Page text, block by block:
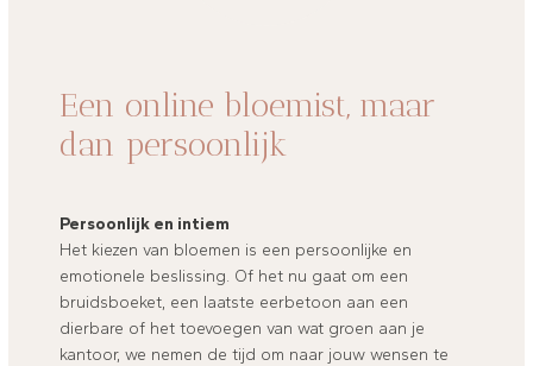
Een online bloemist, maar
dan persoonlijk
Persoonlijk en intiem
Het kiezen van bloemen is een persoonlijke en
emotionele beslissing. Of het nu gaat om een
bruidsboeket, een laatste eerbetoon aan een
dierbare of het toevoegen van wat groen aan je
kantoor, we nemen de tijd om naar jouw wensen te